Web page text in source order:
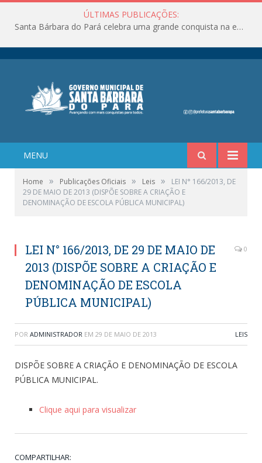
ÚLTIMAS PUBLICAÇÕES:
Santa Bárbara do Pará celebra uma grande conquista na educação!
MENU
Home » Publicações Oficiais » Leis »
LEI N° 166/2013, DE
29 DE MAIO DE 2013 (DISPÕE SOBRE A CRIAÇÃO E
DENOMINAÇÃO DE ESCOLA PÚBLICA MUNICIPAL)
LEI N° 166/2013, DE 29 DE MAIO DE
2013 (DISPÕE SOBRE A CRIAÇÃO E
DENOMINAÇÃO DE ESCOLA
PÚBLICA MUNICIPAL)
0
POR ADMINISTRADOR EM 29 DE MAIO DE 2013 LEIS
DISPÕE SOBRE A CRIAÇÃO E DENOMINAÇÃO DE ESCOLA
PÚBLICA MUNICIPAL.
Clique aqui para visualizar
COMPARTILHAR: